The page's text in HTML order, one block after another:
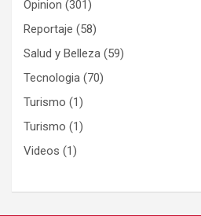
Opinion (301)
Reportaje (58)
Salud y Belleza (59)
Tecnologia (70)
Turismo (1)
Turismo (1)
Videos (1)